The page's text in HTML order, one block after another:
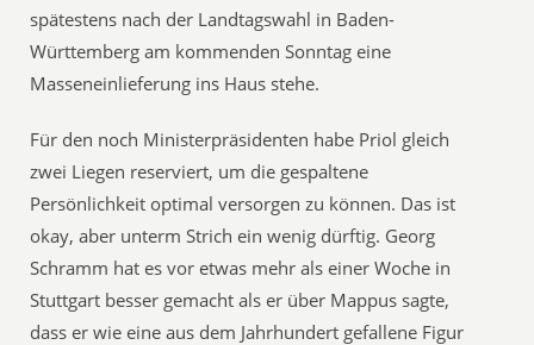
spätestens nach der Landtagswahl in Baden-
Württemberg am kommenden Sonntag eine
Masseneinlieferung ins Haus stehe.
Für den noch Ministerpräsidenten habe Priol gleich
zwei Liegen reserviert, um die gespaltene
Persönlichkeit optimal versorgen zu können. Das ist
okay, aber unterm Strich ein wenig dürftig. Georg
Schramm hat es vor etwas mehr als einer Woche in
Stuttgart besser gemacht als er über Mappus sagte,
dass er wie eine aus dem Jahrhundert gefallene Figur